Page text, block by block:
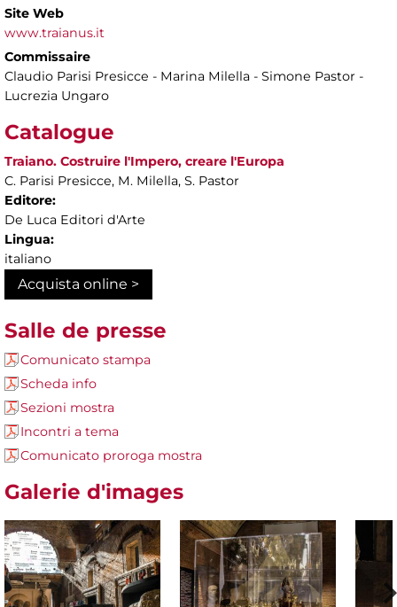
Site Web
www.traianus.it
Commissaire
Claudio Parisi Presicce - Marina Milella - Simone Pastor -
Lucrezia Ungaro
Catalogue
Traiano. Costruire l'Impero, creare l'Europa
C. Parisi Presicce, M. Milella, S. Pastor
Editore:
De Luca Editori d'Arte
Lingua:
italiano
Acquista online >
Salle de presse
Comunicato stampa
Scheda info
Sezioni mostra
Incontri a tema
Comunicato proroga mostra
Galerie d'images